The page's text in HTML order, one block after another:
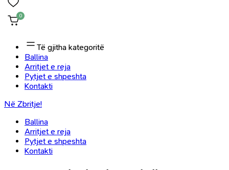
0
Të gjitha kategoritë
Ballina
Arritjet e reja
Pytjet e shpeshta
Kontakti
Në Zbritje!
Ballina
Arritjet e reja
Pytjet e shpeshta
Kontakti